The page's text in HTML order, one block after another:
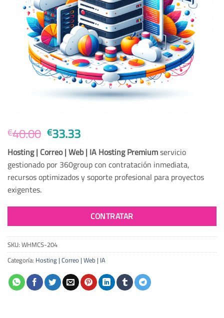
€40.00 El
precio
original
era:
€40.00.
€33.33El
precio
actual
es:
€33.33.
Hosting | Correo | Web | IA Hosting Premiumservicio
gestionado por 360group con contratación inmediata,
recursos optimizados y soporte profesional para proyectos
exigentes.
CONTRATAR
SKU:WHMCS-204
Categoría: Hosting | Correo | Web | IA